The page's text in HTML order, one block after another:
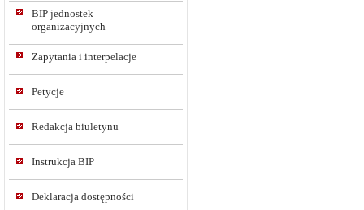
BIP jednostek
organizacyjnych
Zapytania i interpelacje
Petycje
Redakcja biuletynu
Instrukcja BIP
Deklaracja dostępności